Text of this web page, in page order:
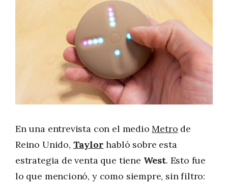
En una entrevista con el medioMetro de
Reino Unido, Taylor habló sobre esta
estrategia de venta que tiene West. Esto fue
lo que mencionó, y como siempre, sin filtro: